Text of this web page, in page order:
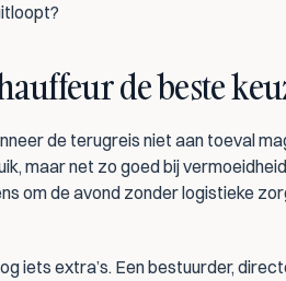
de beste
de terugreis niet aan toeval
maar net zo goed bij
om de avond zonder logistieke
iets extra’s. Een bestuurder,